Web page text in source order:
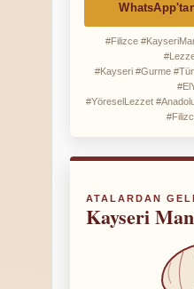
ATALARDAN
Kayseri
#Filizce
#Kayseri #Gurme
#YöreselLezzet